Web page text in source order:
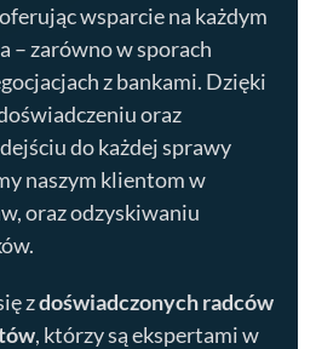
wsparcie na każdym
– zarówno w sporach
z bankami. Dzięki
oraz
do każdej sprawy
naszym klientom w
oraz odzyskiwaniu
zdoświadczonych radców
, którzy są ekspertami w